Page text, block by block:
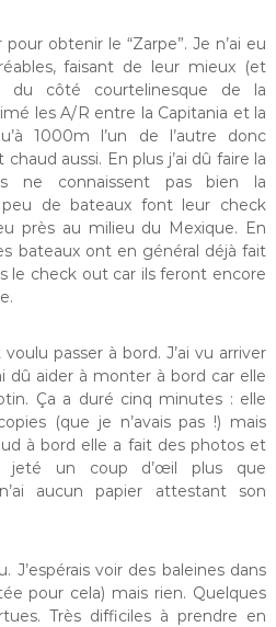
obtenir le “Zarpe”. Je n’ai eu
faisant de leur mieux (et
du côté courtelinesque de la
les A/R entre la Capitania et la
1000m l’un de l’autre donc
aussi. En plus j’ai dû faire la
ne connaissent pas bien la
de bateaux font leur check
près au milieu du Mexique. En
bateaux ont en général déjà fait
le check out car ils feront encore
passer à bord. J’ai vu arriver
dû aider à monter à bord car elle
Ça a duré cinq minutes : elle
(que je n’avais pas !) mais
à bord elle a fait des photos et
jeté un coup d’œil plus que
aucun papier attestant son
J’espérais voir des baleines dans
pour cela) mais rien. Quelques
Très difficiles à prendre en